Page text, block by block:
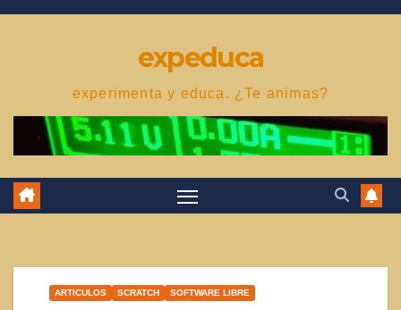
Saltar
expeduca
experimenta y educa. ¿Te animas?
ARTICULOS SCRATCH SOFTWARE LIBRE